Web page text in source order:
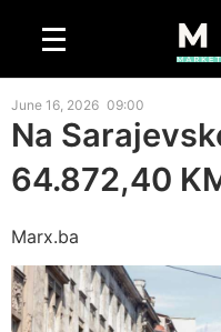
June 16, 2026 09:00
Na
64.872,40
Marx.ba